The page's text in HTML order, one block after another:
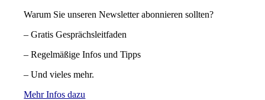
Warum Sie unseren Newsletter abonnieren sollten?
– Gratis Gesprächsleitfaden
– Regelmäßige Infos und Tipps
– Und vieles mehr.
Mehr Infos dazu